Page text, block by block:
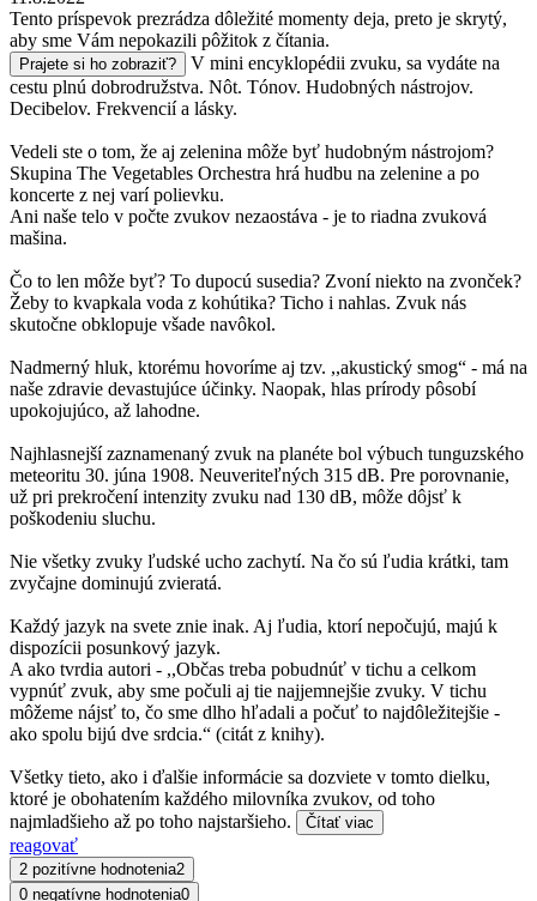
Tento príspevok prezrádza dôležité momenty deja, preto je skrytý,
aby sme Vám nepokazili pôžitok z čítania.
Prajete si ho zobraziť?
V mini encyklopédii zvuku, sa vydáte na
cestu plnú dobrodružstva. Nôt. Tónov. Hudobných nástrojov.
Decibelov. Frekvencií a lásky.
Vedeli ste o tom, že aj zelenina môže byť hudobným nástrojom?
Skupina The Vegetables Orchestra hrá hudbu na zelenine a po
koncerte z nej varí polievku.
Ani naše telo v počte zvukov nezaostáva - je to riadna zvuková
mašina.
Čo to len môže byť? To dupocú susedia? Zvoní niekto na zvonček?
Žeby to kvapkala voda z kohútika? Ticho i nahlas. Zvuk nás
skutočne obklopuje všade navôkol.
Nadmerný hluk, ktorému hovoríme aj tzv. ,,akustický smog“ - má na
naše zdravie devastujúce účinky. Naopak, hlas prírody pôsobí
upokojujúco, až lahodne.
Najhlasnejší zaznamenaný zvuk na planéte bol výbuch tunguzského
meteoritu 30. júna 1908. Neuveriteľných 315 dB. Pre porovnanie,
už pri prekročení intenzity zvuku nad 130 dB, môže dôjsť k
poškodeniu sluchu.
Nie všetky zvuky ľudské ucho zachytí. Na čo sú ľudia krátki, tam
zvyčajne dominujú zvieratá.
Každý jazyk na svete znie inak. Aj ľudia, ktorí nepočujú, majú k
dispozícii posunkový jazyk.
A ako tvrdia autori - ,,Občas treba pobudnúť v tichu a celkom
vypnúť zvuk, aby sme počuli aj tie najjemnejšie zvuky. V tichu
môžeme nájsť to, čo sme dlho hľadali a počuť to najdôležitejšie -
ako spolu bijú dve srdcia.“ (citát z knihy).
Všetky tieto, ako i ďalšie informácie sa dozviete v tomto dielku,
ktoré je obohatením každého milovníka zvukov, od toho
najmladšieho až po toho najstaršieho.
Čítať viac
reagovať
2 pozitívne hodnotenia2
0 negatívne hodnotenia0